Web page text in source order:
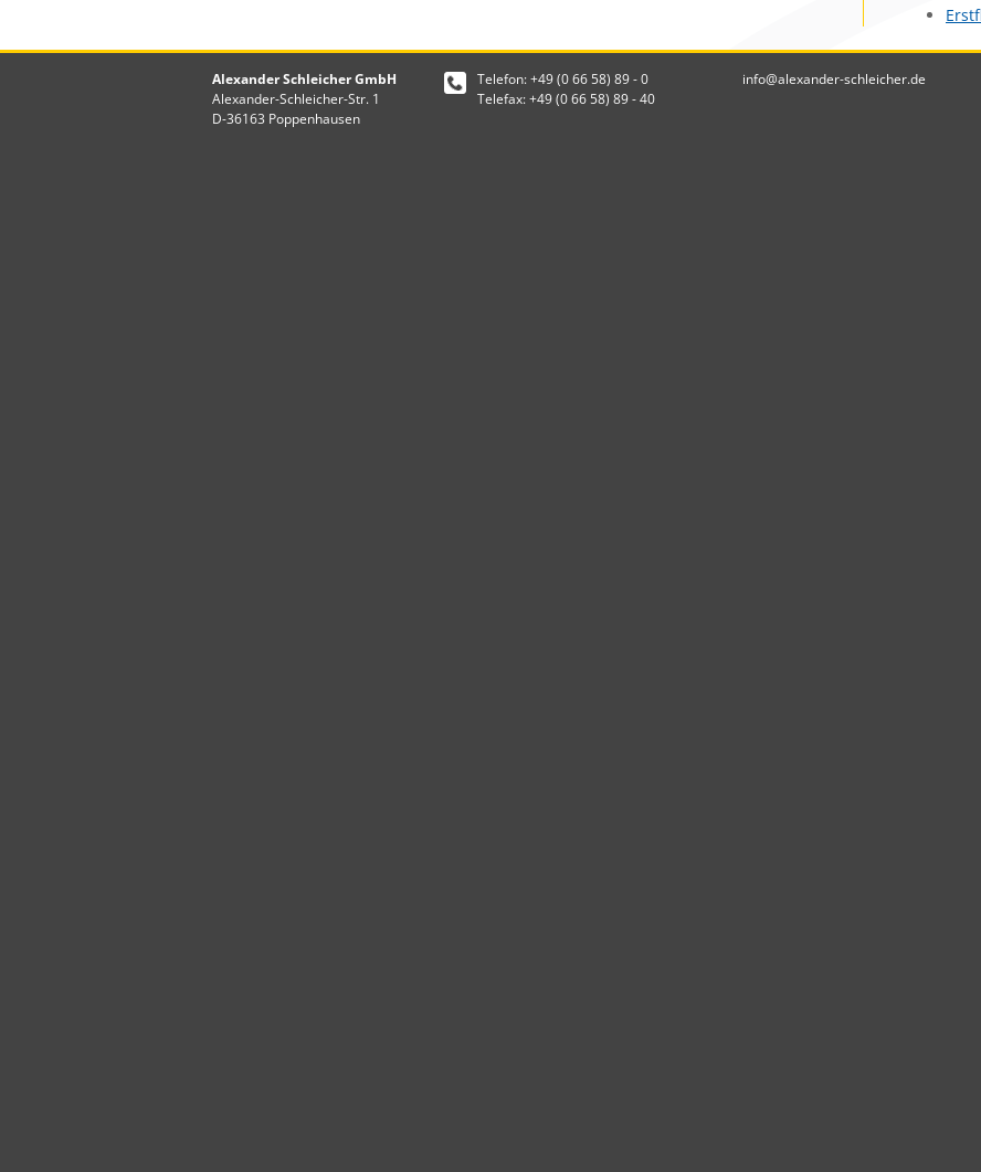
Alexander Schleicher GmbH
Alexander-Schleicher-Str. 1
D-36163 Poppenhausen
Telefon: +49 (0 66 58) 89 - 0
Telefax: +49 (0 66 58) 89 - 40
info@alexander-schleicher.de